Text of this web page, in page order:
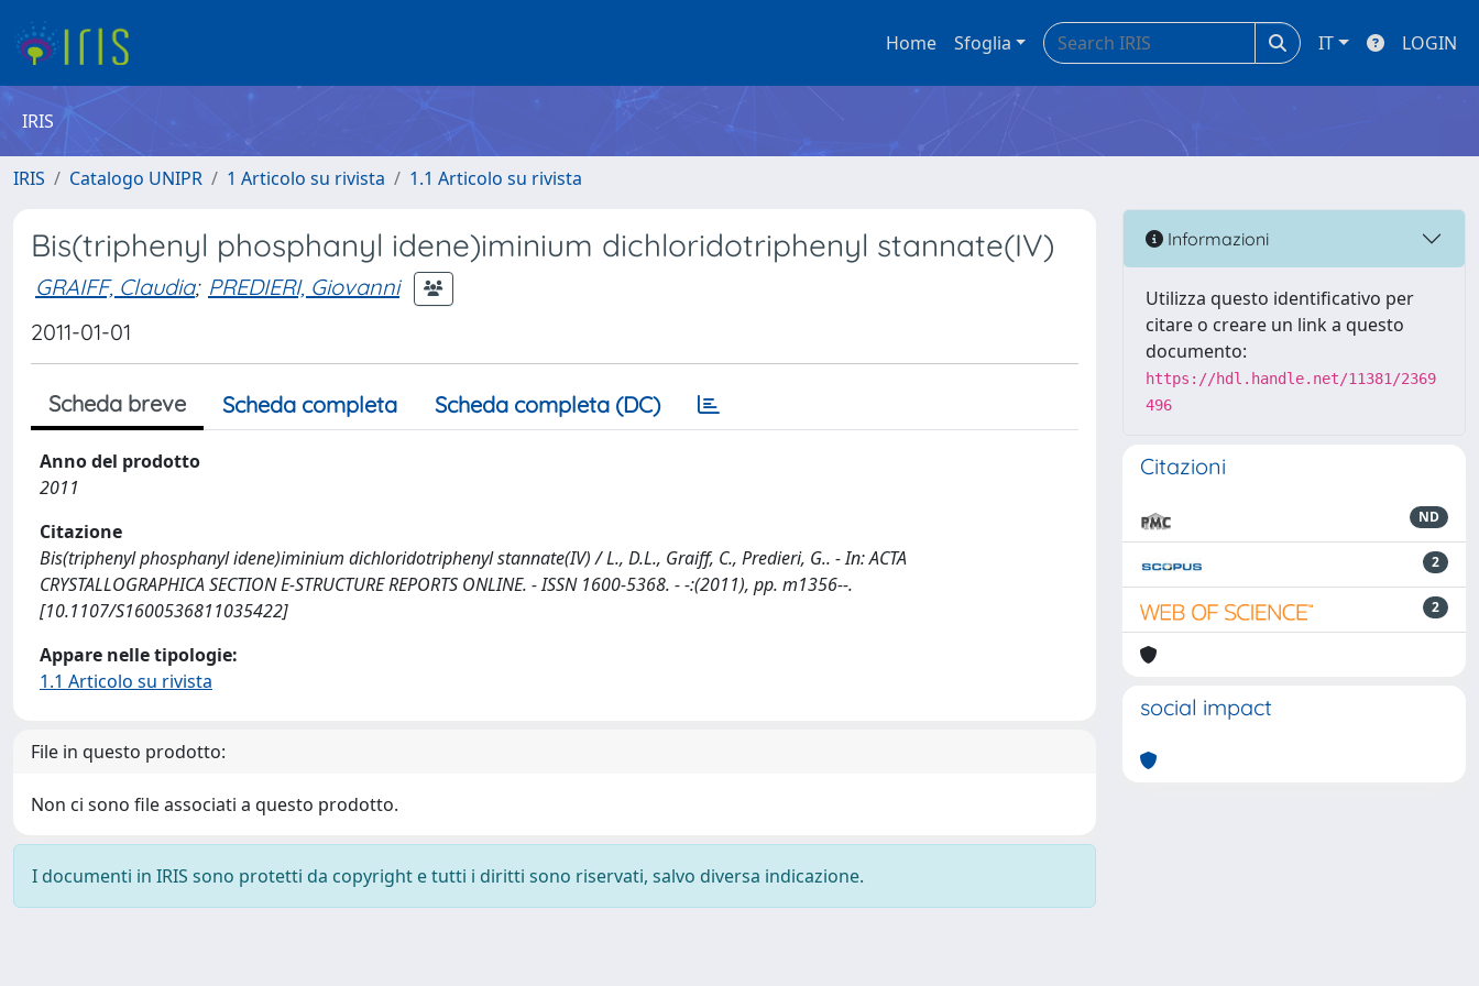
Home Sfoglia IT LOGIN
IRIS
IRIS Catalogo UNIPR 1 Articolo su rivista 1.1 Articolo su rivista
Bis(triphenyl phosphanyl idene)iminium dichloridotriphenyl stannate(IV)
GRAIFF, Claudia; PREDIERI, Giovanni
2011-01-01
Scheda breve Scheda completa Scheda completa (DC)
Anno del prodotto
2011
Citazione
Bis(triphenyl phosphanyl idene)iminium dichloridotriphenyl stannate(IV) / L., D.L., Graiff, C., Predieri, G.. - In: ACTA
CRYSTALLOGRAPHICA SECTION E-STRUCTURE REPORTS ONLINE. - ISSN 1600-5368. - -:(2011), pp. m1356--.
[10.1107/S1600536811035422]
Appare nelle tipologie:
1.1 Articolo su rivista
File in questo prodotto:
Non ci sono file associati a questo prodotto.
I documenti in IRIS sono protetti da copyright e tutti i diritti sono riservati, salvo diversa indicazione.
Informazioni
Utilizza questo identificativo per
citare o creare un link a questo
documento:
https://hdl.handle.net/11381/2369
496
Citazioni
ND
2
2
social impact